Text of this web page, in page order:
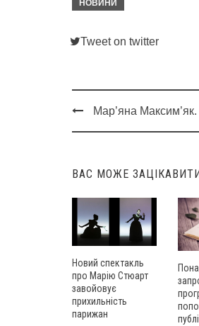
НОВИНИ
Tweet on twitter
Post
Мар’яна
ВАС МОЖЕ
Новий спектакль
про Марію Стюарт
завойовує
прихильність
парижан